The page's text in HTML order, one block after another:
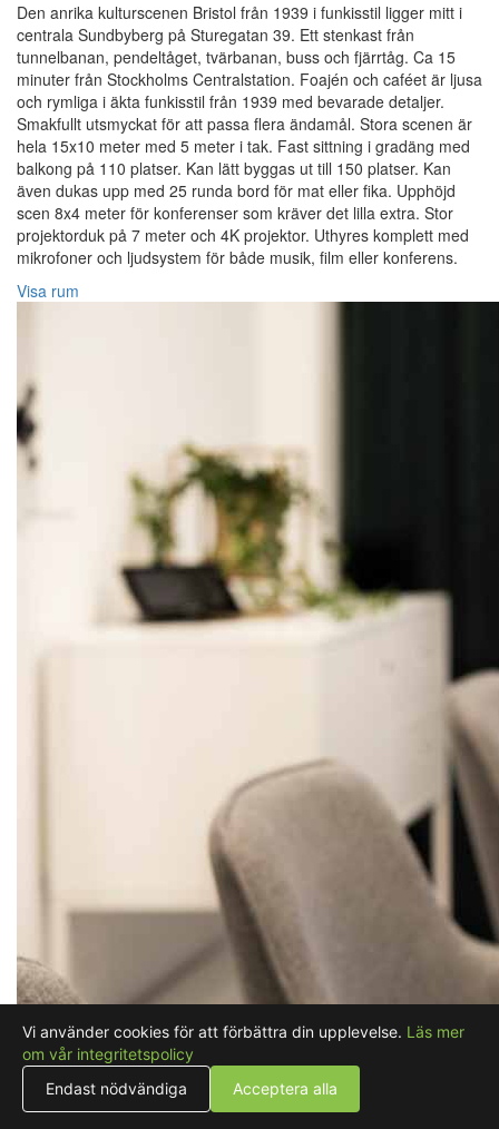
Den anrika kulturscenen Bristol från 1939 i funkisstil ligger mitt i
centrala Sundbyberg på Sturegatan 39. Ett stenkast från
tunnelbanan, pendeltåget, tvärbanan, buss och fjärrtåg. Ca 15
minuter från Stockholms Centralstation. Foajén och caféet är ljusa
och rymliga i äkta funkisstil från 1939 med bevarade detaljer.
Smakfullt utsmyckat för att passa flera ändamål. Stora scenen är
hela 15x10 meter med 5 meter i tak. Fast sittning i gradäng med
balkong på 110 platser. Kan lätt byggas ut till 150 platser. Kan
även dukas upp med 25 runda bord för mat eller fika. Upphöjd
scen 8x4 meter för konferenser som kräver det lilla extra. Stor
projektorduk på 7 meter och 4K projektor. Uthyres komplett med
mikrofoner och ljudsystem för både musik, film eller konferens.
Visa rum
Vi använder cookies för att förbättra din upplevelse. Läs mer
om vår integritetspolicy
Endast nödvändiga
Acceptera alla